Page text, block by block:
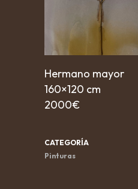
Hermano mayor
160×120 cm
2000€
CATEGORÍA
Pinturas